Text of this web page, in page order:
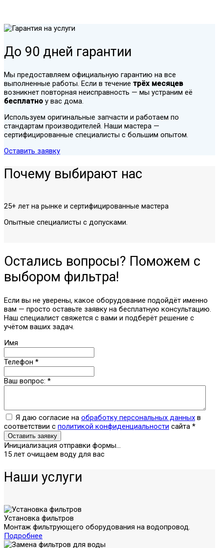
До 90 дней гарантии
Мы предоставляем официальную гарантию на все
выполненные работы. Если в течение трёх месяцев
возникнет повторная неисправность — мы устраним её
бесплатно у вас дома.
Используем оригинальные запчасти и работаем по
стандартам производителей. Наши мастера —
сертифицированные специалисты с большим опытом.
Оставить заявку
Почему выбирают нас
25+ лет на рынке и сертифицированные мастера
Опытные специалисты с допусками.
Остались вопросы? Поможем с
выбором фильтра!
Если вы не уверены, какое оборудование подойдёт именно
вам — просто оставьте заявку на бесплатную консультацию.
Наш специалист свяжется с вами и подберёт решение с
учётом ваших задач.
Имя
Телефон *
Ваш вопрос: *
Я даю согласие на обработку персональных данных в
соответствии с политикой конфиденциальности сайта *
Оставить заявку
Инициализация отправки формы...
15 лет очищаем воду для вас
Наши услуги
Установка фильтров
Монтаж фильтрующего оборудования на водопровод.
Подробнее